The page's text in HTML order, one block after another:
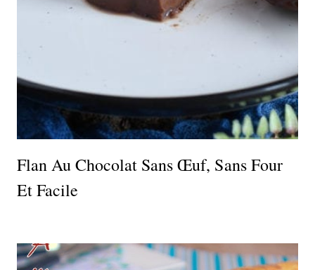
Flan Au Chocolat Sans Œuf, Sans Four
Et Facile